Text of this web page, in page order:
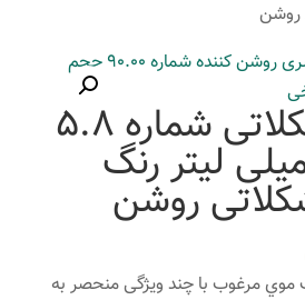
روشن
رنگ مو شکلاتی شماره 5.8
100 میلی لیتر رنگ
روشن
موي مرغوب با چند ویژگی منحصر به